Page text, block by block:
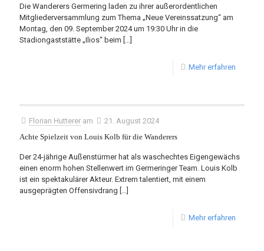
Die Wanderers Germering laden zu ihrer außerordentlichen
Mitgliederversammlung zum Thema „Neue Vereinssatzung“ am
Montag, den 09. September 2024 um 19:30 Uhr in die
Stadiongaststätte „Ilios“ beim […]
Mehr erfahren
Florian Hutterer am
21. August 2024
Achte Spielzeit von Louis Kolb für die Wanderers
Der 24-jährige Außenstürmer hat als waschechtes Eigengewächs
einen enorm hohen Stellenwert im Germeringer Team. Louis Kolb
ist ein spektakulärer Akteur. Extrem talentiert, mit einem
ausgeprägten Offensivdrang […]
Mehr erfahren